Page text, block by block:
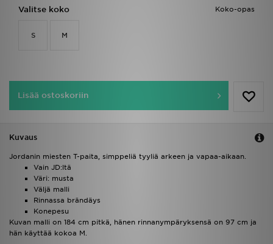
Koko-opas
Valitse koko
S M
Lisää ostoskoriin
Kuvaus
Jordanin miesten T-paita, simppeliä tyyliä arkeen ja vapaa-aikaan.
Vain JD:ltä
Väri: musta
Väljä malli
Rinnassa brändäys
Konepesu
Kuvan malli on 184 cm pitkä, hänen rinnanympäryksensä on 97 cm ja
hän käyttää kokoa M.